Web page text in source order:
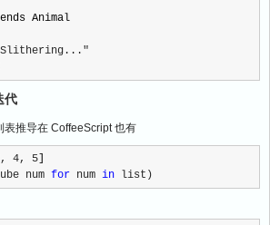
Animal
表推导在 CoffeeScript 也有
4, 5
num for num in list)